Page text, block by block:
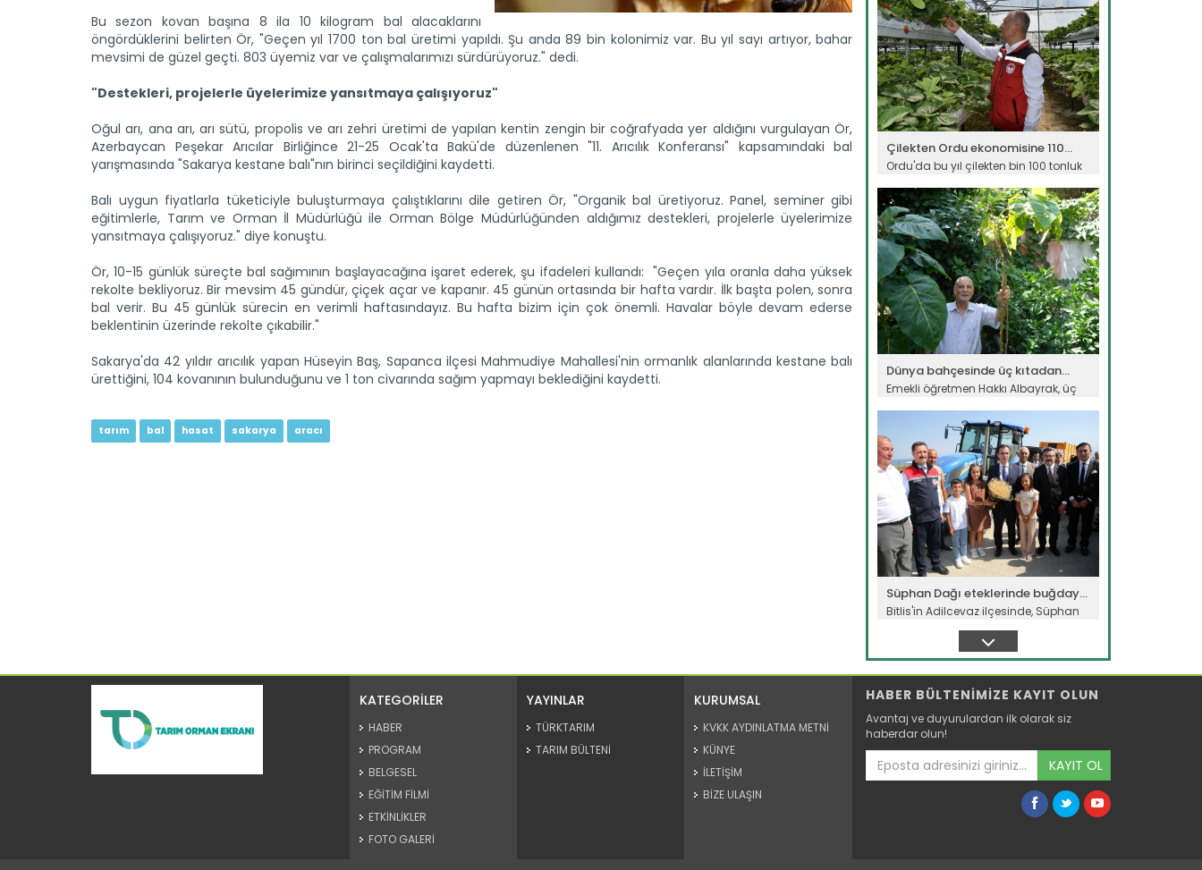
Bu sezon kovan başına 8 ila 10 kilogram bal alacaklarını
öngördüklerini belirten Ör, "Geçen yıl 1700 ton bal üretimi yapıldı. Şu anda 89 bin kolonimiz var. Bu yıl sayı artıyor, bahar
mevsimi de güzel geçti. 803 üyemiz var ve çalışmalarımızı sürdürüyoruz." dedi.
"Destekleri, projelerle üyelerimize yansıtmaya çalışıyoruz"
Oğul arı, ana arı, arı sütü, propolis ve arı zehri üretimi de yapılan kentin zengin bir coğrafyada yer aldığını vurgulayan Ör,
Azerbaycan Peşekar Arıcılar Birliğince 21-25 Ocak'ta Bakü'de düzenlenen "11. Arıcılık Konferansı" kapsamındaki bal
yarışmasında "Sakarya kestane balı"nın birinci seçildiğini kaydetti.
Balı uygun fiyatlarla tüketiciyle buluşturmaya çalıştıklarını dile getiren Ör, "Organik bal üretiyoruz. Panel, seminer gibi
eğitimlerle, Tarım ve Orman İl Müdürlüğü ile Orman Bölge Müdürlüğünden aldığımız destekleri, projelerle üyelerimize
yansıtmaya çalışıyoruz." diye konuştu.
Ör, 10-15 günlük süreçte bal sağımının başlayacağına işaret ederek, şu ifadeleri kullandı: "Geçen yıla oranla daha yüksek
rekolte bekliyoruz. Bir mevsim 45 gündür, çiçek açar ve kapanır. 45 günün ortasında bir hafta vardır. İlk başta polen, sonra
bal verir. Bu 45 günlük sürecin en verimli haftasındayız. Bu hafta bizim için çok önemli. Havalar böyle devam ederse
beklentinin üzerinde rekolte çıkabilir."
Sakarya'da 42 yıldır arıcılık yapan Hüseyin Baş, Sapanca ilçesi Mahmudiye Mahallesi'nin ormanlık alanlarında kestane balı
ürettiğini, 104 kovanının bulunduğunu ve 1 ton civarında sağım yapmayı beklediğini kaydetti.
tarım bal hasat sakarya aracı
Çilekten Ordu ekonomisine 110...
Ordu'da bu yıl çilekten bin 100 tonluk
Devamını Oku ->
Dünya bahçesinde üç kıtadan...
Emekli öğretmen Hakkı Albayrak, üç
Devamını Oku ->
Süphan Dağı eteklerinde buğday...
Bitlis'in Adilcevaz ilçesinde, Süphan
Meralarda susuzluk bitti, göç...
KATEGORİLER
HABER
PROGRAM
BELGESEL
EĞİTİM FİLMİ
ETKİNLİKLER
FOTO GALERİ
YAYINLAR
TÜRKTARIM
TARIM BÜLTENİ
KURUMSAL
KVKK AYDINLATMA METNİ
KÜNYE
İLETİŞİM
BİZE ULAŞIN
HABER BÜLTENİMİZE KAYIT OLUN
Avantaj ve duyurulardan ilk olarak siz
haberdar olun!
KAYIT OL